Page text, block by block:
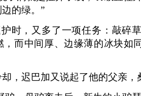
的绿。”
时，又多了一项任务：敲碎
而中间厚、边缘薄的冰块如
，迟巴加又说起了他的父亲